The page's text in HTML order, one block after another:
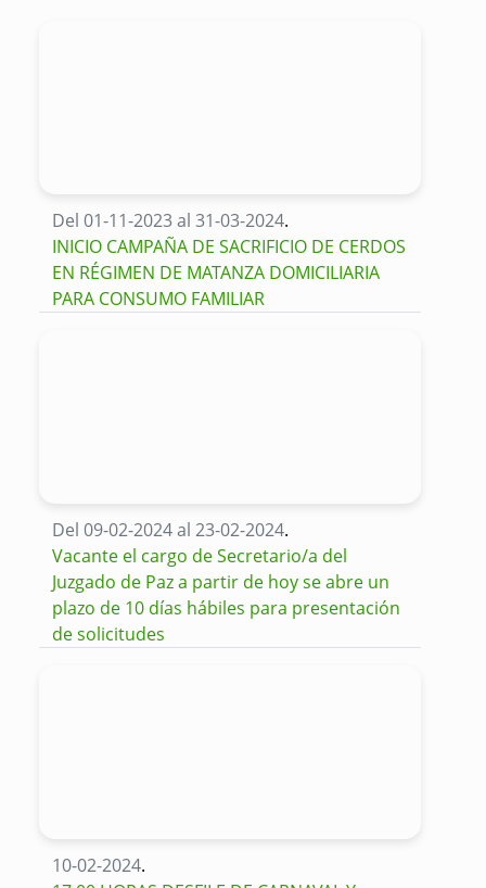
Del 01-11-2023 al 31-03-2024.
INICIO CAMPAÑA DE SACRIFICIO DE CERDOS
EN RÉGIMEN DE MATANZA DOMICILIARIA
PARA CONSUMO FAMILIAR
Del 09-02-2024 al 23-02-2024.
Vacante el cargo de Secretario/a del
Juzgado de Paz a partir de hoy se abre un
plazo de 10 días hábiles para presentación
de solicitudes
10-02-2024.